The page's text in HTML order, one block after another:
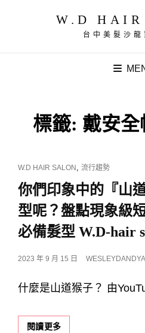
W.D HAIR
台中美髮沙龍
標籤: 戴安全
CAT
LINKS
W.D HAIR SALON , 流行趨勢
你們印象中的『山
型呢？盤點現象級
必備髮型 W.D-hair
POSTED
2023 年 9 月 15 日
什麼是山道猴子？ 由
閱讀更多你